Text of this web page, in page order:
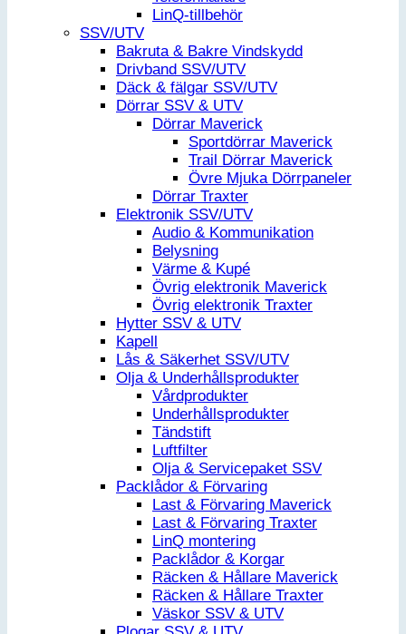
LinQ-tillbehör
SSV/UTV
Bakruta & Bakre Vindskydd
Drivband SSV/UTV
Däck & fälgar SSV/UTV
Dörrar SSV & UTV
Dörrar Maverick
Sportdörrar Maverick
Trail Dörrar Maverick
Övre Mjuka Dörrpaneler
Dörrar Traxter
Elektronik SSV/UTV
Audio & Kommunikation
Belysning
Värme & Kupé
Övrig elektronik Maverick
Övrig elektronik Traxter
Hytter SSV & UTV
Kapell
Lås & Säkerhet SSV/UTV
Olja & Underhållsprodukter
Vårdprodukter
Underhållsprodukter
Tändstift
Luftfilter
Olja & Servicepaket SSV
Packlådor & Förvaring
Last & Förvaring Maverick
Last & Förvaring Traxter
LinQ montering
Packlådor & Korgar
Räcken & Hållare Maverick
Räcken & Hållare Traxter
Väskor SSV & UTV